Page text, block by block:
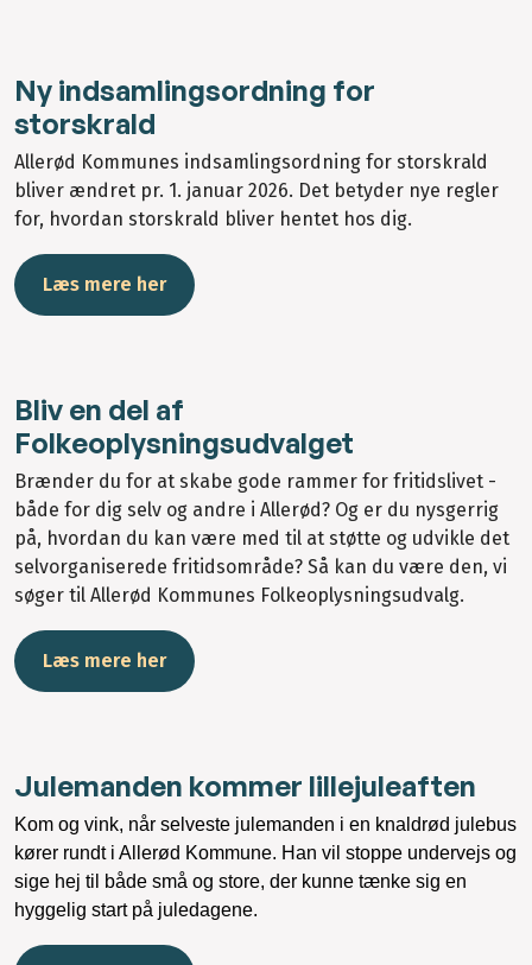
Ny indsamlingsordning for
storskrald
Allerød Kommunes indsamlingsordning for storskrald
bliver ændret pr. 1. januar 2026. Det betyder nye regler
for, hvordan storskrald bliver hentet hos dig.
Læs mere her
Bliv en del af
Folkeoplysningsudvalget
Brænder du for at skabe gode rammer for fritidslivet -
både for dig selv og andre i Allerød? Og er du nysgerrig
på, hvordan du kan være med til at støtte og udvikle det
selvorganiserede fritidsområde? Så kan du være den, vi
søger til Allerød Kommunes Folkeoplysningsudvalg.
Læs mere her
Julemanden kommer lillejuleaften
Kom og vink, når selveste julemanden i en knaldrød julebus
kører rundt i Allerød Kommune. Han vil stoppe undervejs og
sige hej til både små og store, der kunne tænke sig en
hyggelig start på juledagene.